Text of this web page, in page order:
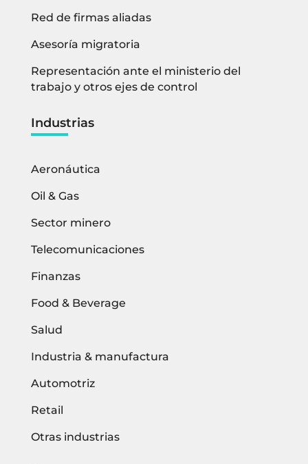
Red de firmas aliadas
Asesoría migratoria
Representación ante el ministerio del
trabajo y otros ejes de control
Industrias
Aeronáutica
Oil & Gas
Sector minero
Telecomunicaciones
Finanzas
Food & Beverage
Salud
Industria & manufactura
Automotriz
Retail
Otras industrias